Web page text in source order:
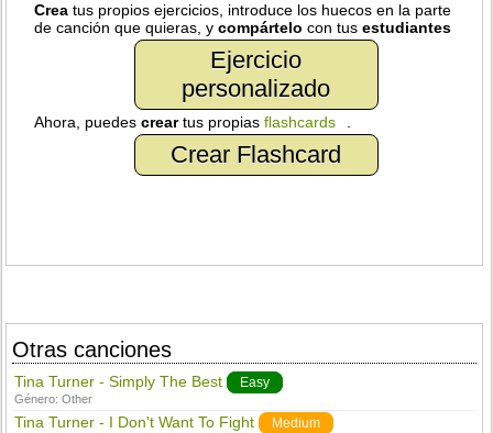
Crea tus propios ejercicios, introduce los huecos en la parte
de canción que quieras, ycompártelo con tusestudiantes
Ejercicio
personalizado
Ahora, puedescreartus propiasflashcards
Crear Flashcard
Otras canciones
Tina Turner - Simply The Best Easy
Género:Other
Tina Turner - I Don't Want To Fight Medium